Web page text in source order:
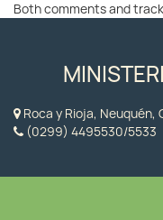
Both comments and
Roca y Rioja, Neuquén,
(0299) 4495530/5533